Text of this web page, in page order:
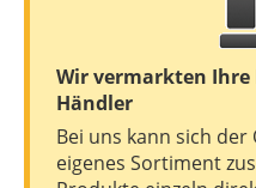
Wir vermarkten
Händler
Bei uns kann sich
eigenes Sortiment